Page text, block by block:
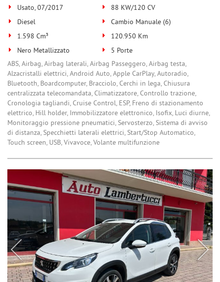
Usato, 07/2017
88 KW/120 CV
Diesel
Cambio Manuale (6)
1.598 Cm³
120.950 Km
Nero Metallizzato
5 Porte
ABS, Airbag, Airbag laterali, Airbag Passeggero, Airbag testa,
Alzacristalli elettrici, Android Auto, Apple CarPlay, Autoradio,
Bluetooth, Boardcomputer, Bracciolo, Cerchi in lega, Chiusura
centralizzata telecomandata, Climatizzatore, Controllo trazione,
Cronologia tagliandi, Cruise Control, ESP, Freno di stazionamento
elettrico, Hill holder, Immobilizzatore elettronico, Isofix, Luci diurne,
Monitoraggio pressione pneumatici, Servosterzo, Sistema di avviso
di distanza, Specchietti laterali elettrici, Start/Stop Automatico,
Touch screen, USB, Vivavoce, Volante multifunzione